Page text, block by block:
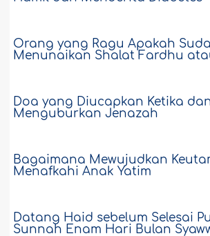
Orang yang Ragu Apakah
Menunaikan Shalat Fardhu
Doa yang Diucapkan Ketika
Menguburkan Jenazah
Bagaimana Mewujudkan
Menafkahi Anak Yatim
Datang Haid sebelum Selesai
Sunnah Enam Hari Bulan